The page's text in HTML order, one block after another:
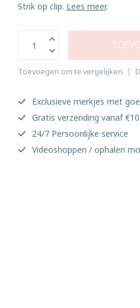
Strik op clip. Lees meer.
Toevoegen om te vergelijken
Exclusieve merkjes met
Gratis verzending vanaf
24/7 Persoonlijke service
Videoshoppen / ophalen